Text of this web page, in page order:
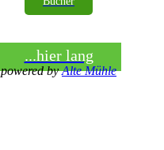
...hier lang
powered byAlte Mühle